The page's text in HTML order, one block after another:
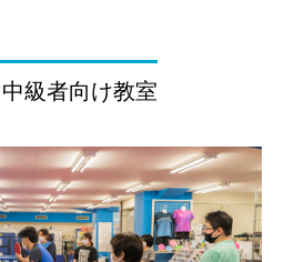
級者向け教室